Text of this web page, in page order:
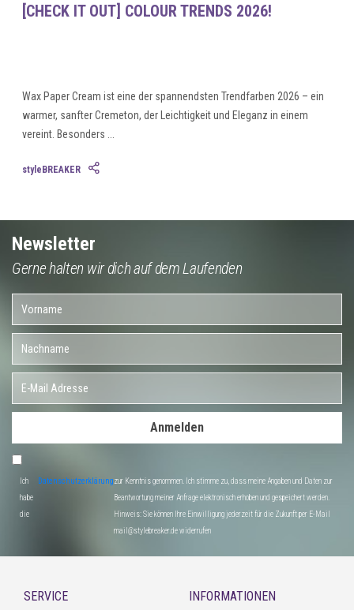
[CHECK IT OUT] COLOUR TRENDS 2026!
Wax Paper Cream ist eine der spannendsten Trendfarben 2026 – ein
warmer, sanfter Cremeton, der Leichtigkeit und Eleganz in einem
vereint. Besonders ...
styleBREAKER
Newsletter
Gerne halten wir dich auf dem Laufenden
Anmelden
Ich
habe
die
Datenschutzerklärungzur Kenntnis genommen. Ich stimme zu, dass meine Angaben und Daten zur
Beantwortung meiner Anfrage elektronisch erhoben und gespeichert werden.
Hinweis: Sie können Ihre Einwilligung jederzeit für die Zukunft per E-Mail
mail@stylebreaker.de widerrufen
SERVICE INFORMATIONEN